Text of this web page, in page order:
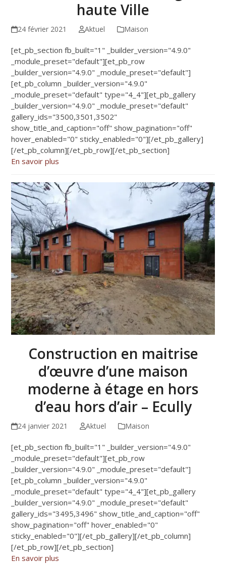
haute Ville
24 février 2021 Aktuel Maison
[et_pb_section fb_built="1" _builder_version="4.9.0"
_module_preset="default"][et_pb_row
_builder_version="4.9.0" _module_preset="default"]
[et_pb_column _builder_version="4.9.0"
_module_preset="default" type="4_4"][et_pb_gallery
_builder_version="4.9.0" _module_preset="default"
gallery_ids="3500,3501,3502"
show_title_and_caption="off" show_pagination="off"
hover_enabled="0" sticky_enabled="0"][/et_pb_gallery]
[/et_pb_column][/et_pb_row][/et_pb_section]
En savoir plus
Construction en maitrise
d’œuvre d’une maison
moderne à étage en hors
d’eau hors d’air – Ecully
24 janvier 2021 Aktuel Maison
[et_pb_section fb_built="1" _builder_version="4.9.0"
_module_preset="default"][et_pb_row
_builder_version="4.9.0" _module_preset="default"]
[et_pb_column _builder_version="4.9.0"
_module_preset="default" type="4_4"][et_pb_gallery
_builder_version="4.9.0" _module_preset="default"
gallery_ids="3495,3496" show_title_and_caption="off"
show_pagination="off" hover_enabled="0"
sticky_enabled="0"][/et_pb_gallery][/et_pb_column]
[/et_pb_row][/et_pb_section]
En savoir plus